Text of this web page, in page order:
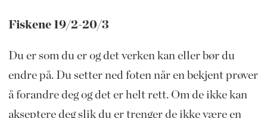
Fiskene 19/2-20/3
Du er som du er og det verken kan eller bør du
endre på. Du setter ned foten når en bekjent prøver
å forandre deg og det er helt rett. Om de ikke kan
akseptere deg slik du er trenger de ikke være en